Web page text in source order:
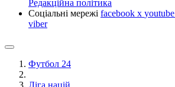
Редакційна політика
Соціальні мережі facebook x youtube
viber
Футбол 24
Ліга націй